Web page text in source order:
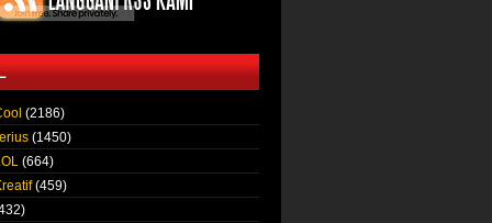
(2186)
(1450)
(664)
(459)